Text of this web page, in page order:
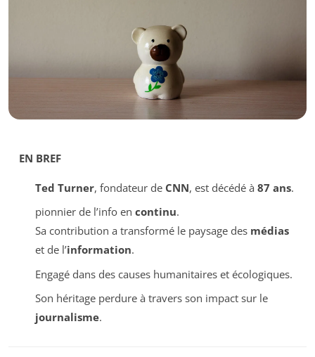
EN BREF
Ted Turner, fondateur de CNN, est décédé à 87 ans.
pionnier de l’info en continu.
Sa contribution a transformé le paysage des médias
et de l’information.
Engagé dans des causes humanitaires et écologiques.
Son héritage perdure à travers son impact sur le
journalisme.